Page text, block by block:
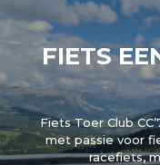
FIETS
Fiets Toer Club
met passie voor
racefiets,